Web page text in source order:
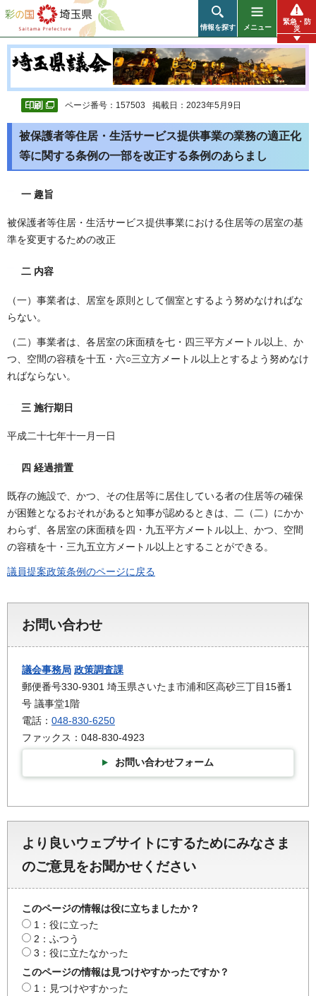
彩の国 埼玉県
情報を探す メニュー
緊急・防
災
ページ番号：157503 掲載日：2023年5月9日
被保護者等住居・生活サービス提供事業の業務の適正化
等に関する条例の一部を改正する条例のあらまし
一 趣旨
被保護者等住居・生活サービス提供事業における住居等の居室の基
準を変更するための改正
二 内容
（一）事業者は、居室を原則として個室とするよう努めなければな
らない。
（二）事業者は、各居室の床面積を七・四三平方メートル以上、か
つ、空間の容積を十五・六○三立方メートル以上とするよう努めなけ
ればならない。
三 施行期日
平成二十七年十一月一日
四 経過措置
既存の施設で、かつ、その住居等に居住している者の住居等の確保
が困難となるおそれがあると知事が認めるときは、二（二）にかか
わらず、各居室の床面積を四・九五平方メートル以上、かつ、空間
の容積を十・三九五立方メートル以上とすることができる。
議員提案政策条例のページに戻る
お問い合わせ
議会事務局 政策調査課
郵便番号330-9301 埼玉県さいたま市浦和区高砂三丁目15番1
号 議事堂1階
電話： 048-830-6250
ファックス：048-830-4923
お問い合わせフォーム
より良いウェブサイトにするためにみなさま
のご意見をお聞かせください
このページの情報は役に立ちましたか？
1：役に立った
2：ふつう
3：役に立たなかった
このページの情報は見つけやすかったですか？
1：見つけやすかった